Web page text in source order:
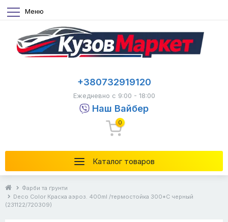
Меню
Каталог товаров
+380732919120
Ежедневно с 9:00 - 18:00
Наш Вайбер
0
Фарби та ґрунти
Deco Color Краска аэроз. 400ml /термостойка 300*С черный
(231122/720309)